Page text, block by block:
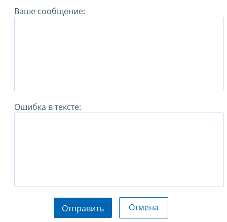
Ваше сообщение:
Ошибка в тексте:
Отправить Отмена